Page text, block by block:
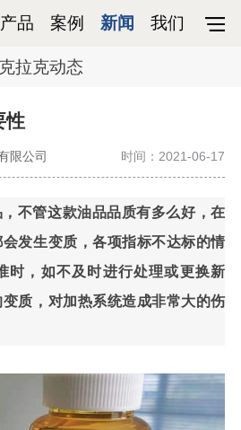
产品 案例 新闻 我们
克拉克动态
性
限公司 时间：2021-06-17
不管这款油品品质有多么好，在
发生变质，各项指标不达标的情
时，如不及时进行处理或更换新
质，对加热系统造成非常大的伤